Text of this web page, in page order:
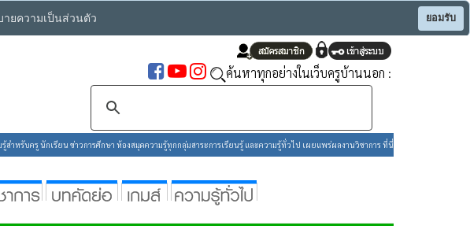
ายความเป็นส่วนตัว ยอมรับ
ค้นหาทุกอย่างในเว็บครูบ้านนอก :
สำหรับครู นักเรียน ข่าวการศึกษา ห้องสมุดความรู้ทุกกลุ่มสาระการเรียนรู้ และความรู้ทั่วไป เผยแพร่ผลงานวิชาการ ที่นี่